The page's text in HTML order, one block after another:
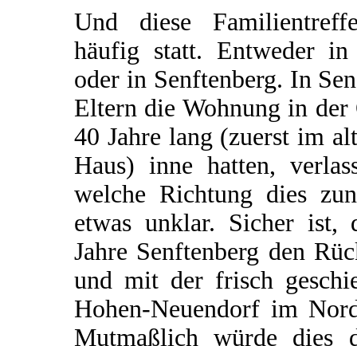
Und diese
häufig statt. Entweder in
oder in Senftenberg. In
Eltern die Wohnung in der
40 Jahre lang (zuerst im
Haus) inne hatten,
welche Richtung dies
etwas unklar. Sicher ist,
Jahre Senftenberg den
und mit der frisch
Hohen-Neuendorf im
Mutmaßlich würde dies